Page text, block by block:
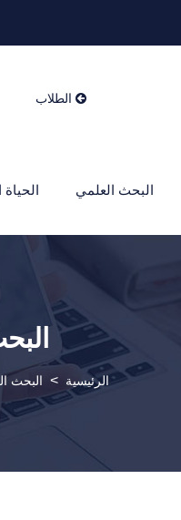
الطلاب
البحث العلمي الحياة
الرئيسية > البحث